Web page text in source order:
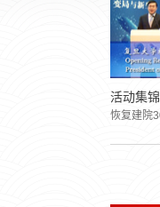
活动集锦
恢复建院